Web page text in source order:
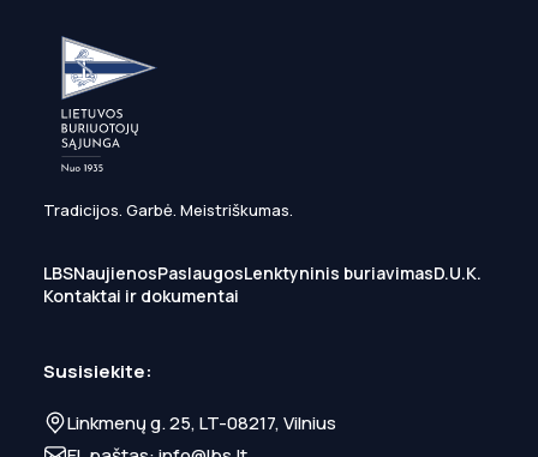
Tradicijos. Garbė. Meistriškumas.
LBSNaujienosPaslaugosLenktyninis buriavimasD.U.K.
Kontaktai ir dokumentai
Susisiekite:
Linkmenų g. 25, LT-08217, Vilnius